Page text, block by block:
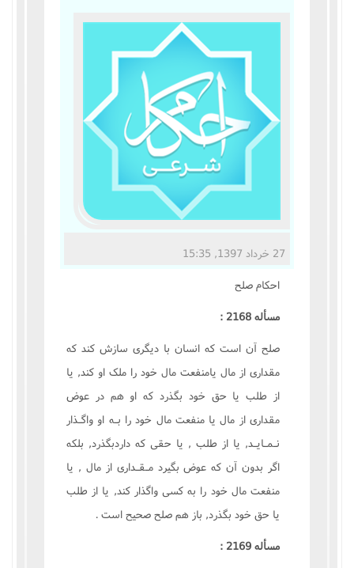
زندگی نامه مراجع تقلید
27 خرداد 1397, 15:35
احکام صلح
مسأله 2168 :
صلح آن است که انسان با ديگرى سازش کند که
مقدارى از مال يامنفعت مال خود را ملک او کند, يا
از طلب يا حق خود بگذرد که او هم در عوض
مقدارى از مال يا منفعت مال خود را بـه او واگـذار
نـمـايـد, يا از طلب , يا حقى که داردبگذرد, بلکه
اگر بدون آن که عوض بگيرد مـقـدارى از مال , يا
منفعت مال خود را به کسى واگذار کند, يا از طلب
يا حق خود بگذرد, باز هم صلح صحيح است .
مسأله 2169 :